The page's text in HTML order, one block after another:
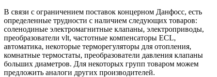
В связи с ограничением поставок концерном Данфосс, есть
определенные трудности с наличием следующих товаров:
соленодиные электромагнитные клапаны, электроприводы,
преобразователи vlt, частотные компенсаторы ECL,
автоматика, некоторые терморегуляторы для отопления,
комнатные термостаты, преобразователи давления клапаны
больших диаметров. Для некоторых групп товаром можем
предложить аналоги других производителей.